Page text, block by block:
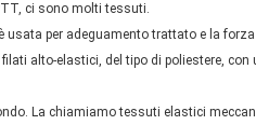
ci sono molti tessuti.
usata per adeguamento trattato e la
alto-elastici, del tipo di poliestere, con
La chiamiamo tessuti elastici